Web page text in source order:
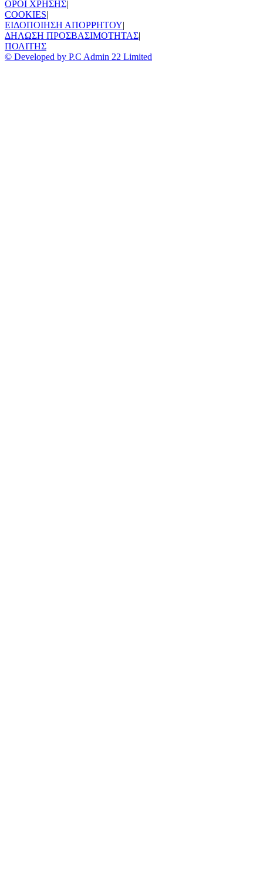
ΟΡΟΙ ΧΡΗΣΗΣ|
COOKIES|
ΕΙΔΟΠΟΙΗΣΗ ΑΠΟΡΡΗΤΟΥ|
ΔΗΛΩΣΗ ΠΡΟΣΒΑΣΙΜΟΤΗΤΑΣ|
ΠΟΛΙΤΗΣ
© Developed by P.C Admin 22 Limited